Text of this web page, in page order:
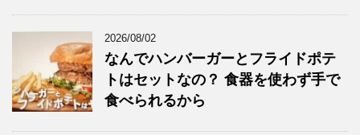
2026/08/02
なんでハンバーガーとフライドポテ
トはセットなの？ 食器を使わず手で
食べられるから